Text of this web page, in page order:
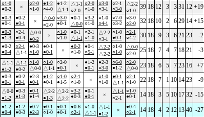
○1-0
●0-2
×
○2-0
○1-0
●1-2
○4-0
●1-2
△1-1
△1-1
○2-0
○2-0
○1-0
○3-0
○3-1
○2-1
○3-0
△2-2
○1-0
39 18 12 3 3 31 12 +19
●0-3
●0-1
●0-2
●0-1
×
△0-0
○2-0
○3-0
●0-1
●0-1
△0-0
○3-2
○1-0
○1-0
○4-1
○7-0
○3-2
○3-0
○2-0
32 18 10 2 6 29 14 +15
●0-3
●1-3
○2-1
●0-4
△0-0
●0-2
×
○1-0
○1-0
●0-1
△1-1
○2-1
○1-0
△2-2
○3-1
○1-0
●0-1
○2-1
○4-2
30 18 9 3 6 21 23 -2
●0-2
●0-4
○2-1
△1-1
●0-3
○1-0
●0-1
●0-1
×
●0-2
○1-0
●0-1
○5-1
△2-2
△2-2
○1-0
○1-0
△0-0
○2-0
25 18 7 4 7 18 21 -3
△1-1
●1-2
△1-1
●0-2
○1-0
△0-0
○1-0
△1-1
○2-0
●0-1
×
●1-2
●0-1
●2-3
○3-0
○6-0
●1-2
○2-0
△0-0 23 18 6 5 7 23 16
+7
●0-3
●0-1
●0-2
●0-1
●2-3
●0-1
●1-2
●0-1
○1-0
●1-5
○2-1
○1-0
×
○1-0
○1-0
●0-1
△1-1
○2-1
○1-0
22 18 7 1 10 14 23 -9
△0-0
●1-2
●0-3
●1-3
●0-1
●1-4
△2-2
●1-3
△2-2
△2-2
○3-2
●0-3
●0-1
●0-1
×
△1-1
○2-1
○1-0
●0-1
14 18 3 5 10 17 32 -15
●1-2
●0-4
●1-2
●0-3
●0-7
●2-3
●0-1
○1-0
●0-1
●0-1
●0-6
○2-1
○1-0
△1-1
△1-1
●1-2
×
●0-4
○2-1
14 18 4 2 12 13 40 -27